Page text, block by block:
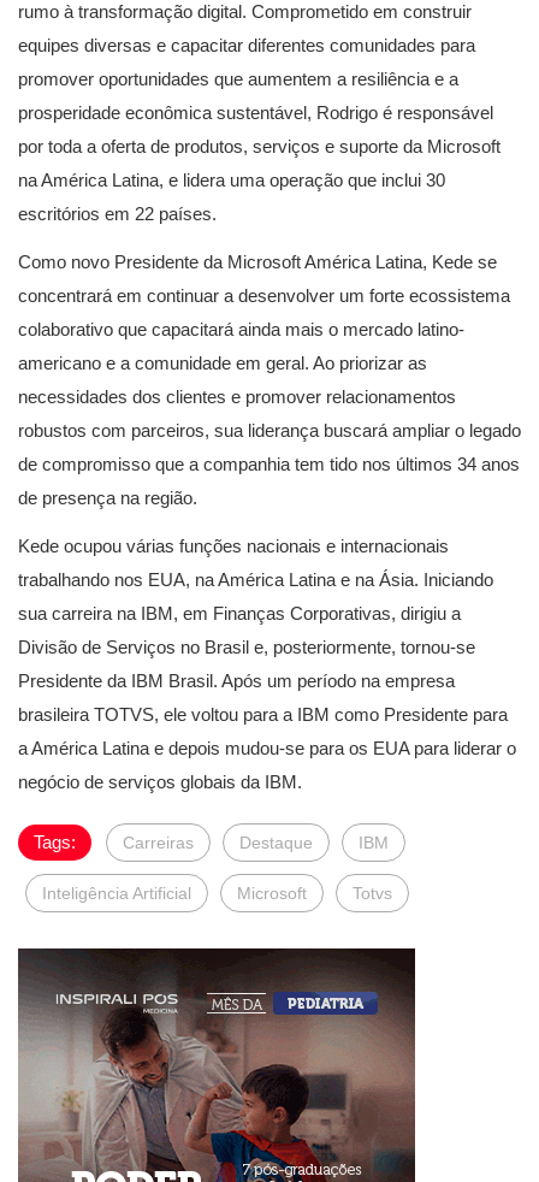
rumo à transformação digital. Comprometido em construir
equipes diversas e capacitar diferentes comunidades para
promover oportunidades que aumentem a resiliência e a
prosperidade econômica sustentável, Rodrigo é responsável
por toda a oferta de produtos, serviços e suporte da Microsoft
na América Latina, e lidera uma operação que inclui 30
escritórios em 22 países.
Como novo Presidente da Microsoft América Latina, Kede se
concentrará em continuar a desenvolver um forte ecossistema
colaborativo que capacitará ainda mais o mercado latino-
americano e a comunidade em geral. Ao priorizar as
necessidades dos clientes e promover relacionamentos
robustos com parceiros, sua liderança buscará ampliar o legado
de compromisso que a companhia tem tido nos últimos 34 anos
de presença na região.
Kede ocupou várias funções nacionais e internacionais
trabalhando nos EUA, na América Latina e na Ásia. Iniciando
sua carreira na IBM, em Finanças Corporativas, dirigiu a
Divisão de Serviços no Brasil e, posteriormente, tornou-se
Presidente da IBM Brasil. Após um período na empresa
brasileira TOTVS, ele voltou para a IBM como Presidente para
a América Latina e depois mudou-se para os EUA para liderar o
negócio de serviços globais da IBM.
Tags: Carreiras Destaque IBM
Inteligência Artificial Microsoft Totvs